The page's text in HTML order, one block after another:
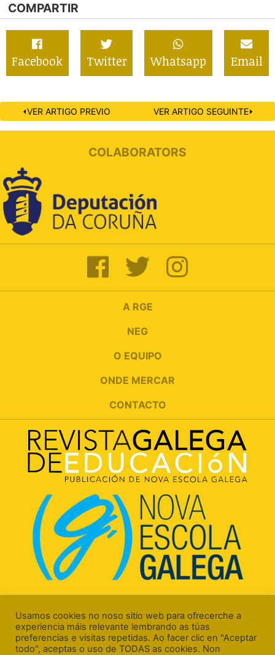
COMPARTIR
Facebook Twitter Whatsapp Email
⏴VER ARTIGO PREVIO VER ARTIGO SEGUINTE⏵
COLABORATORS
A RGE
NEG
O EQUIPO
ONDE MERCAR
CONTACTO
15706 Santiago de Compostela (A Coruña)
Usamos cookies no noso sitio web para ofrecerche a
experiencia máis relevante lembrando as túas
preferencias e visitas repetidas. Ao facer clic en "Aceptar
todo", aceptas o uso de TODAS as cookies. Non